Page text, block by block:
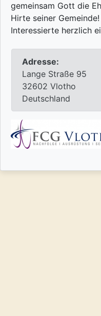
gemeinsam Gott die
Hirte seiner
Interessierte herzlich
Adresse:
Lange Straße 95
32602 Vlotho
Deutschland